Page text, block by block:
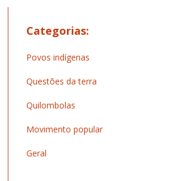
Categorias:
Povos indígenas
Questões da terra
Quilombolas
Movimento popular
Geral